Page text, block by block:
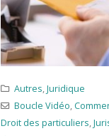
Autres,Juridique
Boucle Vidéo,
Droit des particuliers,